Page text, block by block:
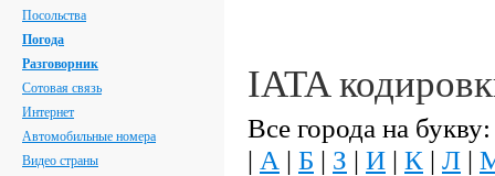
Посольства
Погода
Разговорник
Сотовая связь
Интернет
Автомобильные номера
Видео страны
IATA
Все города на букву:
| А | Б | З | И | К | Л |